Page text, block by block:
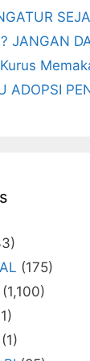
JANGAN
ADOPSI
(175)
(1,100)
(1)